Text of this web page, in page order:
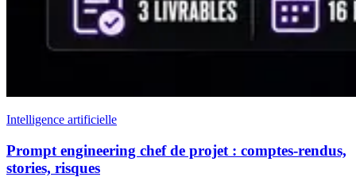
Intelligence artificielle
Prompt engineering chef de projet : comptes-rendus,
stories, risques